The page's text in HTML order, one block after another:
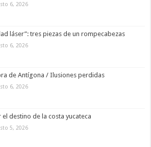
6, 2026
láser”: tres piezas de un rompecabezas
6, 2026
de Antígona / Ilusiones perdidas
6, 2026
el destino de la costa yucateca
5, 2026